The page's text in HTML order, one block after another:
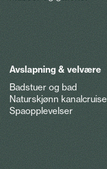
Avslapning & velvære
Badstuer og bad
Naturskjønn kanalcruise
Spaopplevelser